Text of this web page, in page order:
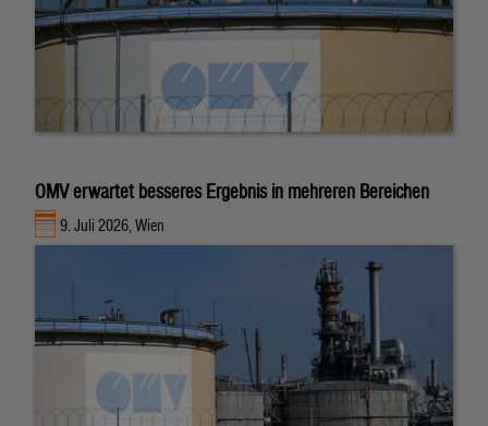
OMV erwartet besseres Ergebnis in mehreren Bereichen
9. Juli 2026, Wien